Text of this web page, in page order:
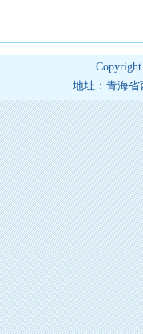
地址：青海省